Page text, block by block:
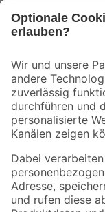
Der toom Newsletter:
Zur Newsletter
Folge uns
Zahlungsarten